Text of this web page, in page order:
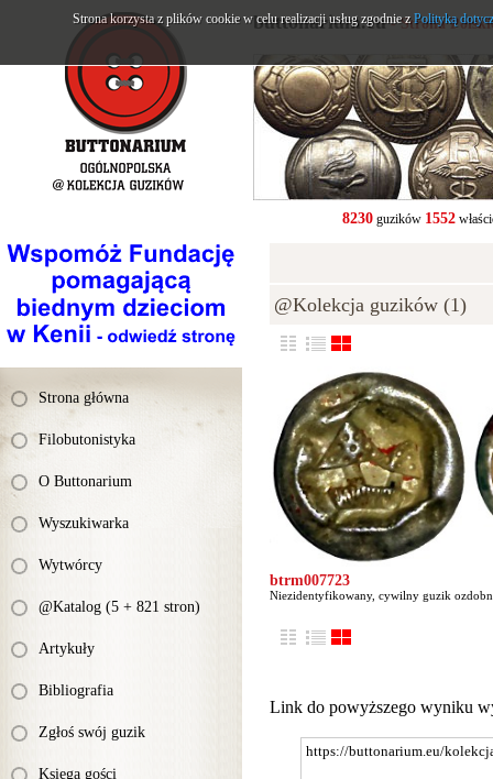
Strona główna
Filobutonistyka
O Buttonarium
Wyszukiwarka
Wytwórcy
@Katalog (5 + 821 stron)
Artykuły
Bibliografia
Zgłoś swój guzik
Księga gości
buttonarium.eu- Strona
8230guzików 1552
@Kolekcja guzików (1)
btrm007723
Niezidentyfikowany, cywilny guzik
Link do powyższego wyniku
Strona korzysta z plików cookie w celu realizacji usług zgodnie zPolityką